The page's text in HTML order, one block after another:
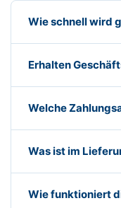
Wie schnell wird
Erhalten
Welche
Was ist im
Wie funktioniert